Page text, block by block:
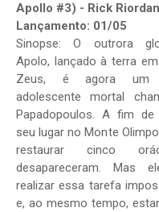
Apollo #3) - Rick Riordan
Lançamento: 01/05
Sinopse: O outrora
Apolo, lançado à terra
Zeus, é agora um
adolescente mortal
Papadopoulos. A fim
seu lugar no Monte
restaurar cinco
desapareceram. Mas
realizar essa tarefa
e, ao mesmo tempo,